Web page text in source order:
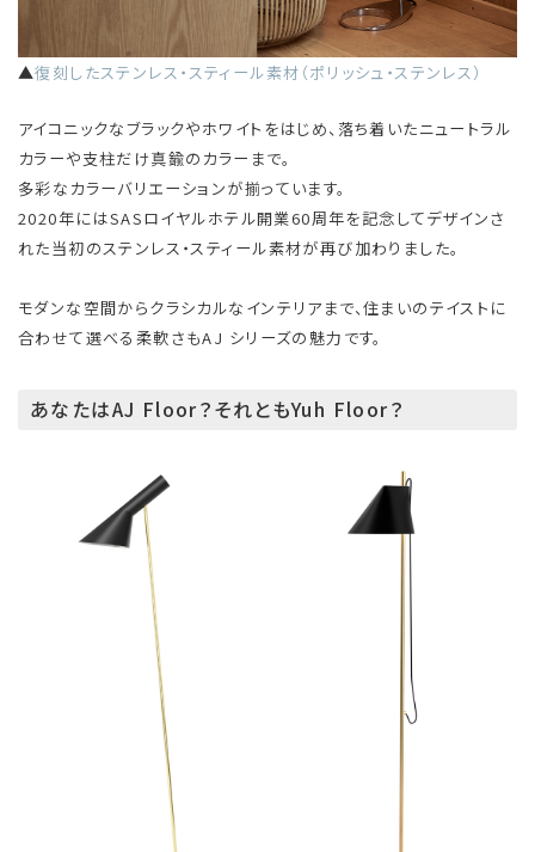
▲復刻したステンレス・スティール素材（ポリッシュ・ステンレス）
アイコニックなブラックやホワイトをはじめ、落ち着いたニュートラル
カラーや支柱だけ真鍮のカラーまで。
多彩なカラーバリエーションが揃っています。
2020年にはSASロイヤルホテル開業60周年を記念してデザインさ
れた当初のステンレス・スティール素材が再び加わりました。
モダンな空間からクラシカルなインテリアまで、住まいのテイストに
合わせて選べる柔軟さもAJ シリーズの魅力です。
あなたはAJ Floor？それともYuh Floor？